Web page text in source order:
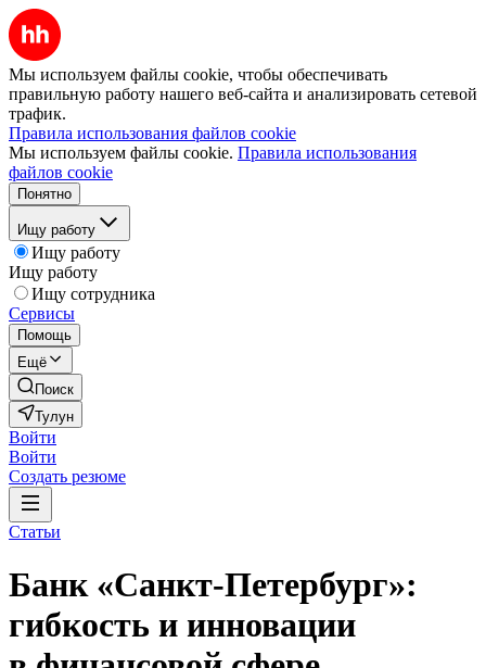
Мы используем файлы cookie, чтобы обеспечивать
правильную работу нашего веб-сайта и анализировать сетевой
трафик.
Правила использования файлов cookie
Мы используем файлы cookie. Правила использования
файлов cookie
Понятно
Ищу работу
Ищу работу
Ищу работу
Ищу сотрудника
Сервисы
Помощь
Ещё
Поиск
Тулун
Войти
Войти
Создать резюме
Статьи
Банк «Санкт-Петербург»:
гибкость и инновации